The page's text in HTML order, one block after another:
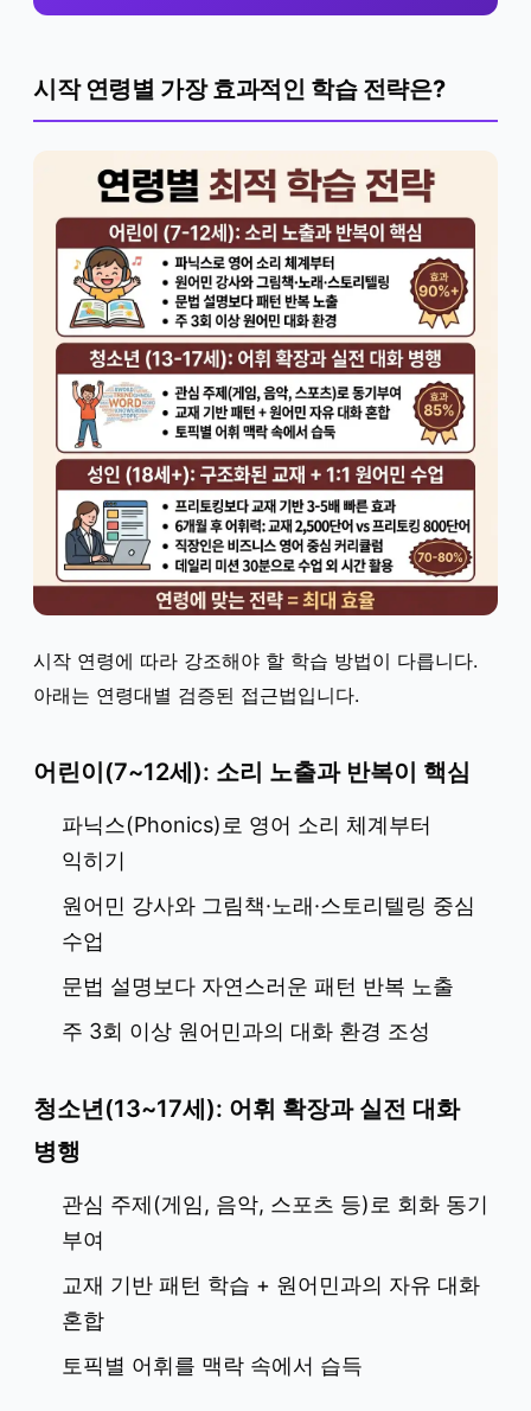
시작 연령별 가장 효과적인 학습 전략은?
시작 연령에 따라 강조해야 할 학습 방법이 다릅니다.
아래는 연령대별 검증된 접근법입니다.
어린이(7~12세): 소리 노출과 반복이 핵심
파닉스(Phonics)로 영어 소리 체계부터
익히기
원어민 강사와 그림책·노래·스토리텔링 중심
수업
문법 설명보다 자연스러운 패턴 반복 노출
주 3회 이상 원어민과의 대화 환경 조성
청소년(13~17세): 어휘 확장과 실전 대화
병행
관심 주제(게임, 음악, 스포츠 등)로 회화 동기
부여
교재 기반 패턴 학습 + 원어민과의 자유 대화
혼합
토픽별 어휘를 맥락 속에서 습득